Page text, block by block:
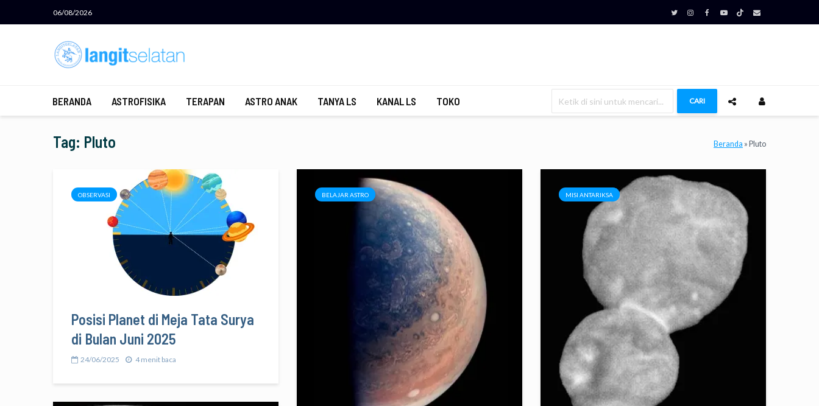
06/08/2026
BERANDA ASTROFISIKA TERAPAN ASTRO ANAK TANYA LS KANAL LS TOKO CARI
Tag: Pluto Beranda » Pluto
OBSERVASI
Posisi Planet di Meja Tata Surya
di Bulan Juni 2025
24/06/2025 4 menit baca
BELAJAR ASTRO MISI ANTARIKSA